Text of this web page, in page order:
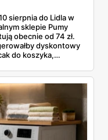
sierpnia do Lidla w
sklepie Pumy
obecnie od 74 zł.
dyskontowy
do koszyka,
ile kosztują
zakup naprawdę